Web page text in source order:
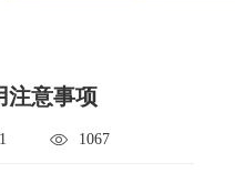
注意事项
1067